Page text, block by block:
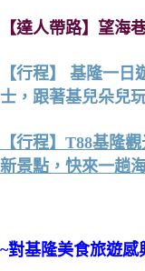
【達人帶路】望海
【行程】 基隆一
士，跟著基兒朵兒
【行程】T88基隆
新景點，快來一趟
~對基隆美食旅遊感